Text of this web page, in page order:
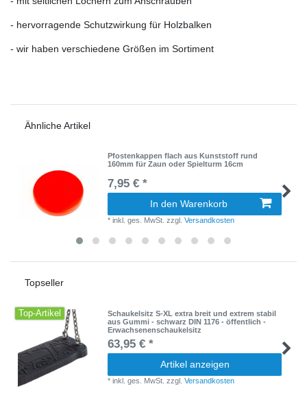
- hervorragende Schutzwirkung für Holzbalken
- wir haben verschiedene Größen im Sortiment
Ähnliche Artikel
Pfostenkappen flach aus Kunststoff rund
160mm für Zaun oder Spielturm 16cm
7,95 € *
In den Warenkorb
*inkl. ges. MwSt. zzgl.Versandkosten
Topseller
Top-Artikel
Schaukelsitz S-XL extra breit und extrem stabil
aus Gummi - schwarz DIN 1176 - öffentlich -
Erwachsenenschaukelsitz
63,95 € *
Artikel anzeigen
*inkl. ges. MwSt. zzgl.Versandkosten